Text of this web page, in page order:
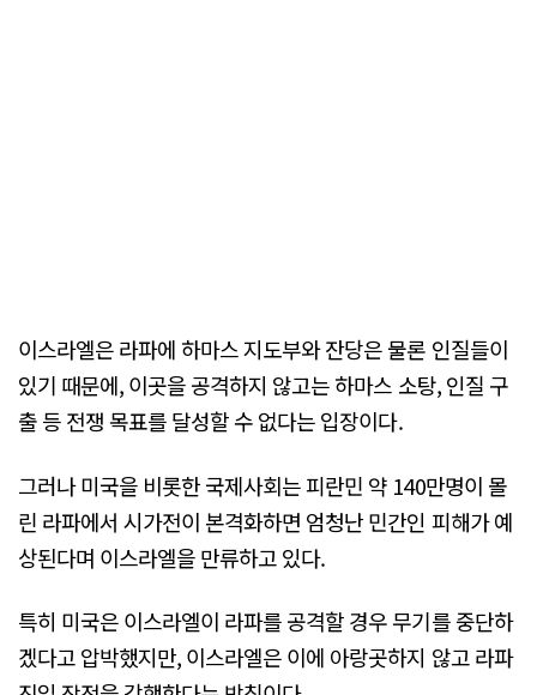
이스라엘은 라파에 하마스 지도부와 잔당은 물론 인질들이
있기 때문에, 이곳을 공격하지 않고는 하마스 소탕, 인질 구
출 등 전쟁 목표를 달성할 수 없다는 입장이다.
그러나 미국을 비롯한 국제사회는 피란민 약 140만명이 몰
린 라파에서 시가전이 본격화하면 엄청난 민간인 피해가 예
상된다며 이스라엘을 만류하고 있다.
특히 미국은 이스라엘이 라파를 공격할 경우 무기를 중단하
겠다고 압박했지만, 이스라엘은 이에 아랑곳하지 않고 라파